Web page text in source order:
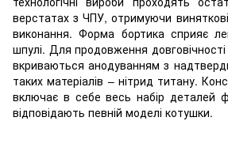
верстатах з ЧПУ, отримуючи
виконання. Форма бортика сприяє
шпулі. Для продовження довговічності
вкриваються анодуванням з
таких матеріалів – нітрид титану.
включає в себе весь набір деталей
відповідають певній моделі котушки.